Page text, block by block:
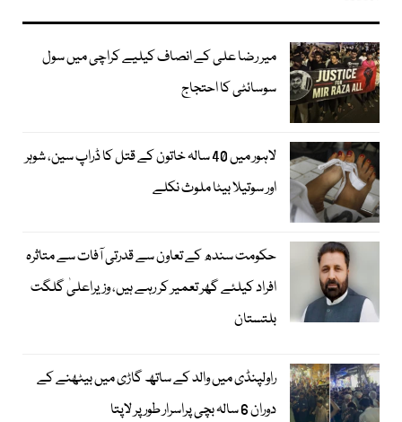
میر رضا علی کے انصاف کیلیے کراچی میں سول
سوسائٹی کا احتجاج
لاہور میں 40 سالہ خاتون کے قتل کا ڈراپ سین، شوہر
اور سوتیلا بیٹا ملوث نکلے
حکومت سندھ کے تعاون سے قدرتی آفات سے متاثرہ
افراد کیلئے گھر تعمیر کر رہے ہیں، وزیراعلیٰ گلگت
بلتستان
راولپنڈی میں والد کے ساتھ گاڑی میں بیٹھنے کے
دوران 6 سالہ بچی پراسرار طور پر لاپتا